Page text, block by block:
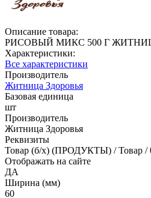
Описание товара:
РИСОВЫЙ МИКС 500 Г
Характеристики:
Все характеристики
Производитель
Житница Здоровья
Базовая единица
шт
Производитель
Житница Здоровья
Реквизиты
Товар (б/х) (ПРОДУКТЫ) / Товар /
Отображать на сайте
ДА
Ширина (мм)
60